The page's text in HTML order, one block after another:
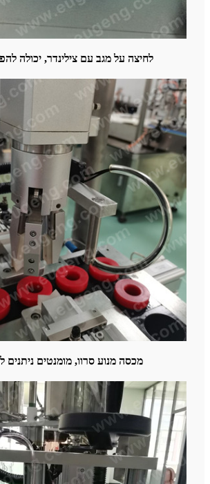
לחיצה על מגב עם צילינדר, יכולה
מכסה מנוע סרוו, מומנטים